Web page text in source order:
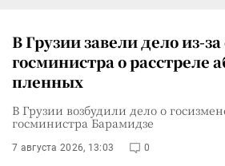
В Грузии завели дело из-за
госминистра о расстреле
пленных
В Грузии возбудили дело о
госминистра Барамидзе
7 августа 2026, 13:03 0